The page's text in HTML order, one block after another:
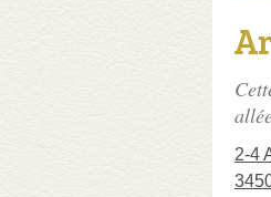
2-4